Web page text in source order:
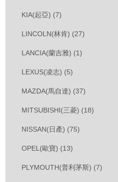
KIA(起亞) (7)
LINCOLN(林肯) (27)
LANCIA(蘭吉雅) (1)
LEXUS(凌志) (5)
MAZDA(馬自達) (37)
MITSUBISHI(三菱) (18)
NISSAN(日產) (75)
OPEL(歐寶) (13)
PLYMOUTH(普利茅斯) (7)